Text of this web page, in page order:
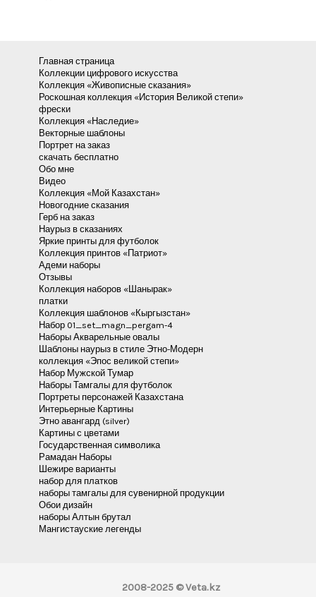
Главная страница
Коллекции цифрового искусства
Коллекция «Живописные сказания»
Роскошная коллекция «История Великой степи»
фрески
Коллекция «Наследие»
Векторные шаблоны
Портрет на заказ
скачать бесплатно
Обо мне
Видео
Коллекция «Мой Казахстан»
Новогодние сказания
Герб на заказ
Наурыз в сказаниях
Яркие принты для футболок
Коллекция принтов «Патриот»
Адеми наборы
Отзывы
Коллекция наборов «Шанырак»
платки
Коллекция шаблонов «Кыргызстан»
Набор 01_set_magn_pergam-4
Наборы Акварельные овалы
Шаблоны наурыз в стиле Этно-Модерн
коллекция «Эпос великой степи»
Набор Мужской Тумар
Наборы Тамгалы для футболок
Портреты персонажей Казахстана
Интерьерные Картины
Этно авангард (silver)
Картины с цветами
Государственная символика
Рамадан Наборы
Шежире варианты
набор для платков
наборы тамгалы для сувенирной продукции
Обои дизайн
наборы Алтын брутал
Мангистауские легенды
2008-2025 © Veta.kz